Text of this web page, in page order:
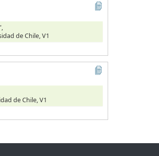
de Chile, V1
de Chile, V1